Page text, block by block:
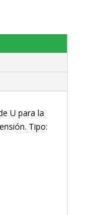
U para la
Tipo: